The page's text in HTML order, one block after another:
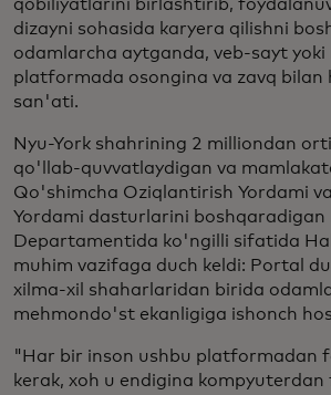
qobiliyatlarini birlashtirib,
dizayni sohasida karyera qilishni
odamlarcha aytganda, veb-sayt yoki
platformada osongina va zavq bilan
san'ati.
Nyu-York shahrining 2 milliondan
qo'llab-quvvatlaydigan va
Qo'shimcha Oziqlantirish Yordami
Yordami dasturlarini
Departamentida ko'ngilli sifatida
muhim vazifaga duch keldi: Portal
xilma-xil shaharlaridan birida
mehmondo'st ekanligiga ishonch
"Har bir inson ushbu platformadan
kerak, xoh u endigina